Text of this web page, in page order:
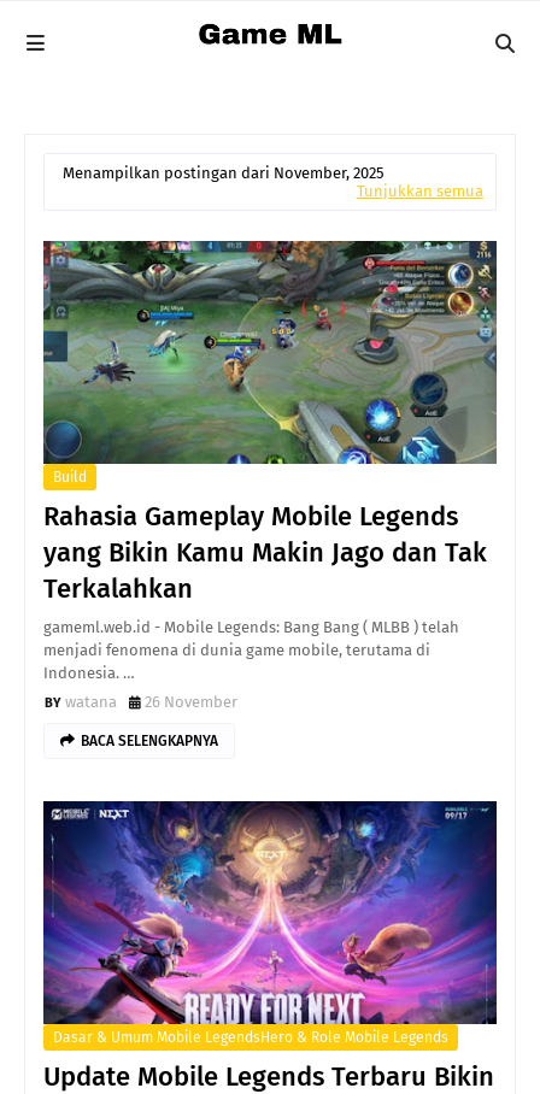
Menampilkan postingan dari November, 2025
Tunjukkan semua
Build
Rahasia Gameplay Mobile Legends
yang Bikin Kamu Makin Jago dan Tak
Terkalahkan
gameml.web.id - Mobile Legends: Bang Bang ( MLBB ) telah
menjadi fenomena di dunia game mobile, terutama di
Indonesia. …
watana
26 November
BACA SELENGKAPNYA
Dasar & Umum Mobile LegendsHero & Role Mobile Legends
Update Mobile Legends Terbaru Bikin